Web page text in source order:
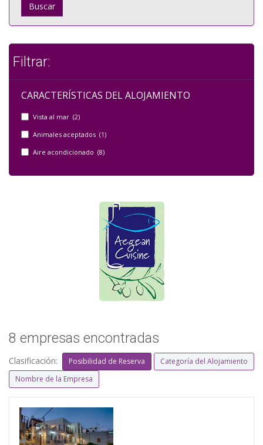
Buscar
Filtrar:
CARACTERÍSTICAS DEL ALOJAMIENTO
Vista al mar (2)
Animales aceptados (1)
Aire acondicionado (8)
8 empresas encontradas
Clasificación: Posibilidad de Reserva
Categoría del Alojamiento
Nombre de la Empresa